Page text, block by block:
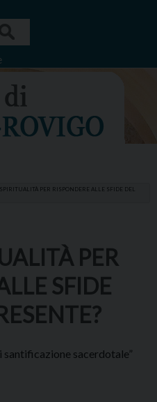
PER RISPONDERE ALLE SFIDE DEL
PER
SFIDE
sacerdotale”